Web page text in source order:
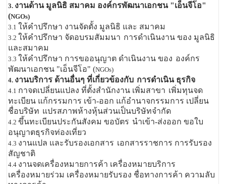
3. งานด้าน มูลนิธิ สมาคม องค์กรพัฒนาเอกชน "เอ็นจีโอ"
(NGOs)
3.1 ให้คำปรึกษา งานจัดตั้ง มูลนิธิ และ สมาคม
3.2 ให้คำปรึกษา จัดอบรมสัมมนา การดำเนินงาน ของ มูลนิธิ
และสมาคม
3.3 ให้คำปรึกษา การขออนุญาต ดำเนินงาน ของ องค์กร
พัฒนาเอกชน "เอ็นจีโอ" (NGOs)
4. งานบริการ ด้านอื่นๆ ที่เกี่ยวข้องกับ การดำเนิน ธุรกิจ
4.1 กาจดเปลี่ยนแปลง ที่ตั้งสำนักงาน เพิ่มสาขา เพิ่มทุนจด
ทะเบียน แก้กรรมการ เข้า-ออก แก้อำนาจกรรมการ เปลี่ยน
ชื่อบริษัท แปรสภาพห้างหุ้นส่วนเป็นบริษัทจำกัด
4.2ขึ้นทะเบียนประกันสังคม ขอบัตร นำเข้า-ส่งออก ขอใบ
อนุญาตธุรกิจท่องเที่ยว
4.3 งานแปล และรับรองเอกสาร เอกสารราชการ การรับรอง
สัญชาติ
4.4 งานจดเครื่องหมายการค้า เครื่องหมายบริการ
เครื่องหมายร่วม เครื่องหมายรับรอง ชื่อทางการค้า ความลับ